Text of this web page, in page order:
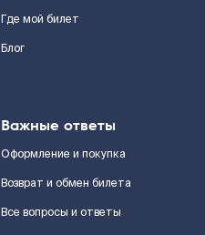
Где мой билет
Блог
Важные ответы
Оформление и покупка
Возврат и обмен билета
Все вопросы и ответы